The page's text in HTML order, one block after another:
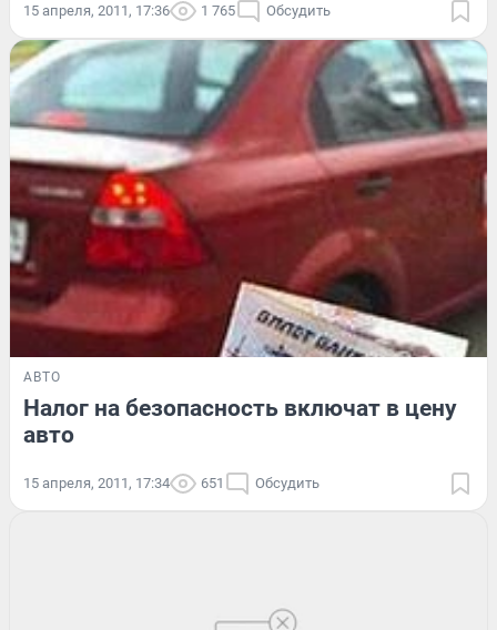
15 апреля, 2011, 17:36 1 765 Обсудить
АВТО
Налог на безопасность включат в цену
авто
15 апреля, 2011, 17:34 651 Обсудить